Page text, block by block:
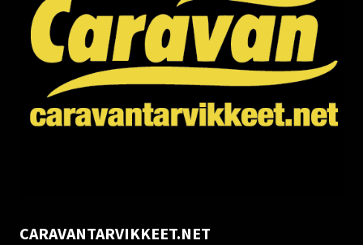
CARAVANTARVIKKEET.NET